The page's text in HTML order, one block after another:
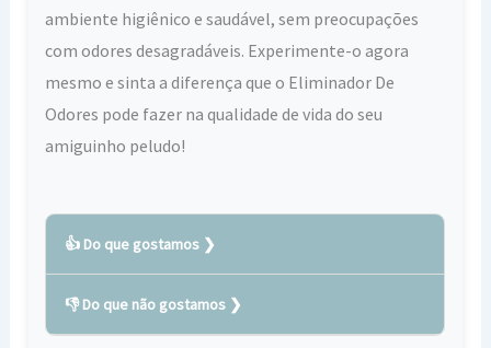
ambiente higiênico e saudável, sem preocupações
com odores desagradáveis. Experimente-o agora
mesmo e sinta a diferença que o Eliminador De
Odores pode fazer na qualidade de vida do seu
amiguinho peludo!
👍 Do que gostamos
Elimina odores desagradáveis ​​causados ​​
👎 Do que não gostamos